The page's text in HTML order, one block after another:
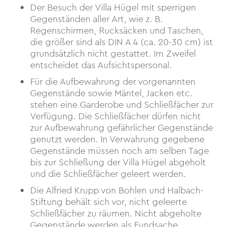
Der Besuch der Villa Hügel mit sperrigen
Gegenständen aller Art, wie z. B.
Regenschirmen, Rucksäcken und Taschen,
die größer sind als DIN A 4 (ca. 20-30 cm) ist
grundsätzlich nicht gestattet. Im Zweifel
entscheidet das Aufsichtspersonal.
Für die Aufbewahrung der vorgenannten
Gegenstände sowie Mäntel, Jacken etc.
stehen eine Garderobe und Schließfächer zur
Verfügung. Die Schließfächer dürfen nicht
zur Aufbewahrung gefährlicher Gegenstände
genutzt werden. In Verwahrung gegebene
Gegenstände müssen noch am selben Tage
bis zur Schließung der Villa Hügel abgeholt
und die Schließfächer geleert werden.
Die Alfried Krupp von Bohlen und Halbach-
Stiftung behält sich vor, nicht geleerte
Schließfächer zu räumen. Nicht abgeholte